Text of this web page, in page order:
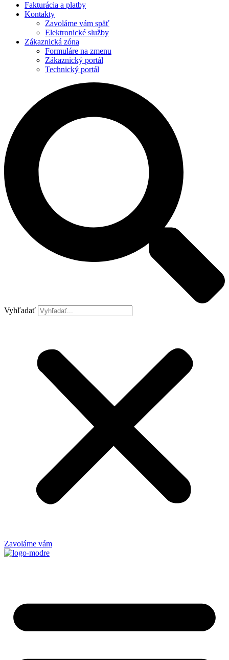
Fakturácia a platby
Kontakty
Zavoláme vám späť
Elektronické služby
Zákaznická zóna
Formuláre na zmenu
Zákaznický portál
Technický portál
Vyhľadať
Zavoláme vám